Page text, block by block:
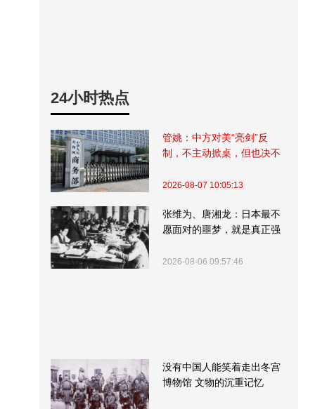
24小时热点
管姚：中方对美“亮剑”反
制，不主动掀桌，但也决不
2026-08-07 10:05:13
张维为、唐湘龙：日本最不
愿面对的噩梦，就是真正强
2026-08-06 09:57:46
没有中国人能笑着走出冬宫
博物馆 文物的沉重记忆